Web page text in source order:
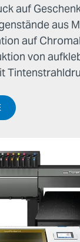
auf
aus
auf
von